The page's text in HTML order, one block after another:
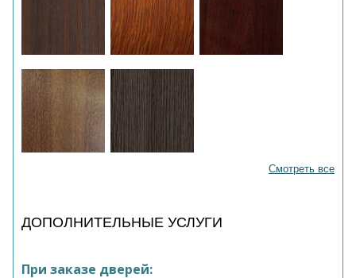
Смотреть все
ДОПОЛНИТЕЛЬНЫЕ УСЛУГИ
При заказе дверей: